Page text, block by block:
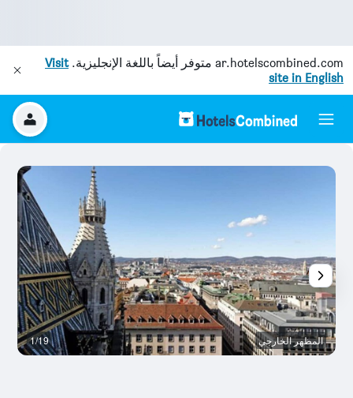
ar.hotelscombined.com متوفر أيضاً باللغة الإنجليزية.Visit
site in English
المظهر الخارجي 1/19